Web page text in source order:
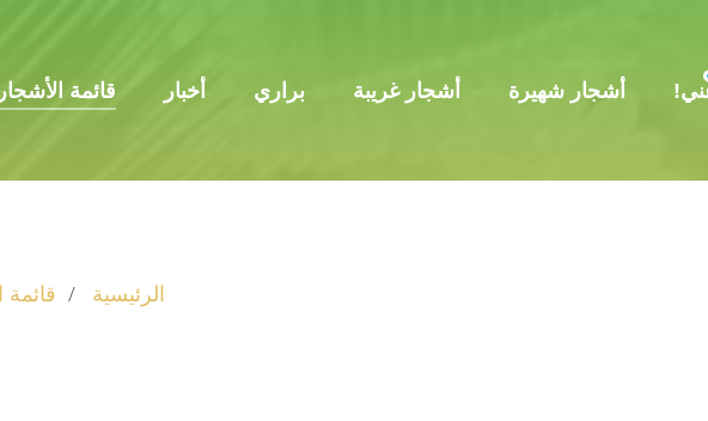
أشجار شهيرة أشجار غريبة براري أخبار قائمة الأشجار
الرئيسية قائمة